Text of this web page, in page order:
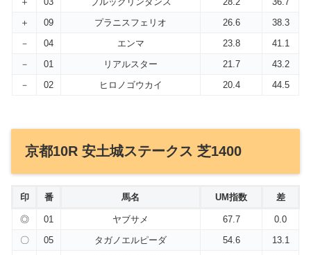
＋
09 プラニスフェリオ 26.6
38.3
－
04 エンマ 23.8
41.1
－
01 リアルスター 21.7
43.2
－
02 ヒロノゴウカイ 20.4 44.5
京都10R 安土城ステークス 芝1400
印 番 馬名 UM指数 差
◎ 01 ヤブサメ 67.7
0.0
〇
05 タガノエルピーダ 54.6
13.1